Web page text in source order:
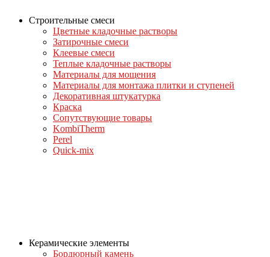
Строительные смеси
Цветные кладочные растворы
Затирочные смеси
Клеевые смеси
Теплые кладочные растворы
Материалы для мощения
Материалы для монтажа плитки и ступеней
Декоративная штукатурка
Краска
Сопутствующие товары
KombiTherm
Perel
Quick-mix
Керамические элементы
Бордюрный камень